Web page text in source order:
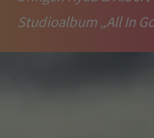
Studioalbum „All In